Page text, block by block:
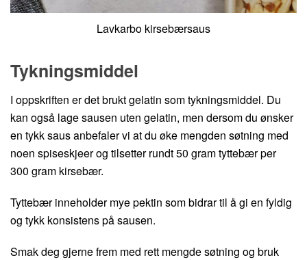
Lavkarbo kirsebærsaus
Tykningsmiddel
I oppskriften er det brukt gelatin som tykningsmiddel. Du
kan også lage sausen uten gelatin, men dersom du ønsker
en tykk saus anbefaler vi at du øke mengden søtning med
noen spiseskjeer og tilsetter rundt 50 gram tyttebær per
300 gram kirsebær.
Tyttebær inneholder mye pektin som bidrar til å gi en fyldig
og tykk konsistens på sausen.
Smak deg gjerne frem med rett mengde søtning og bruk